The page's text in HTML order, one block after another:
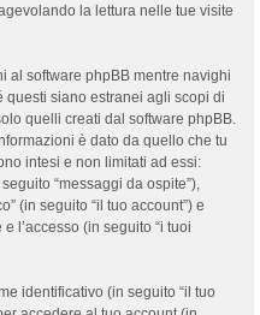
la lettura nelle tue visite
al software phpBB mentre navighi
questi siano estranei agli scopi di
quelli creati dal software phpBB.
è dato da quello che tu
intesi e non limitati ad essi:
“messaggi da ospite”),
(in seguito “il tuo account”) e
l’accesso (in seguito “i tuoi
identificativo (in seguito “il tuo